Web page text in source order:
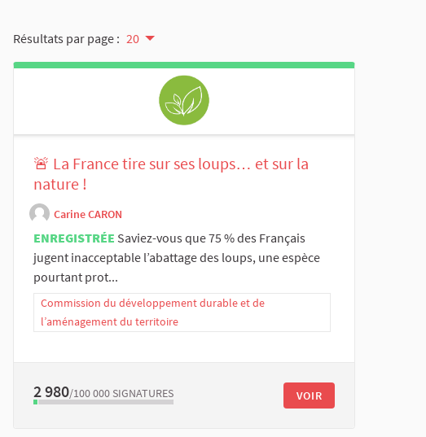
Résultats par page : 20
🚨 La France tire sur ses loups… et sur la
nature !
Carine CARON
ENREGISTRÉE Saviez-vous que 75 % des Français
jugent inacceptable l’abattage des loups, une espèce
pourtant prot...
Commission du développement durable et de
l’aménagement du territoire
2 980/100 000 SIGNATURES VOIR